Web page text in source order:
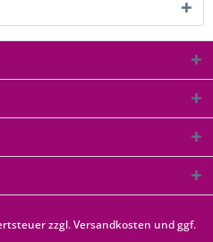
zzgl.Versandkosten und ggf.